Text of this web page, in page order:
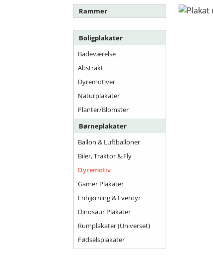
Rammer
Boligplakater
Badeværelse
Abstrakt
Dyremotiver
Naturplakater
Planter/Blomster
Børneplakater
Ballon & Luftballoner
Biler, Traktor & Fly
Dyremotiv
Gamer Plakater
Enhjørning & Eventyr
Dinosaur Plakater
Rumplakater (universet)
Fødselsplakater